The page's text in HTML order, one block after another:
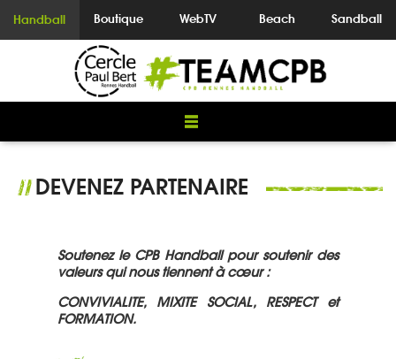
Handball Boutique WebTV Beach Sandball
//DEVENEZ PARTENAIRE
Soutenez le CPB Handball pour soutenir des
valeurs qui nous tiennent à cœur :
CONVIVIALITE, MIXITE SOCIAL, RESPECT et
FORMATION.